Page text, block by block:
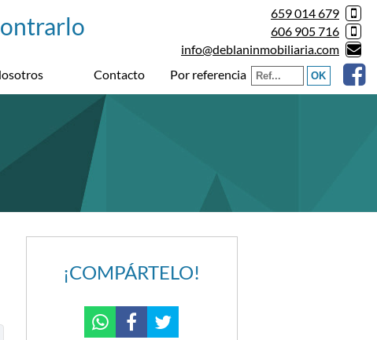
Por referencia
659 014 679
606 905 716
info@deblaninmobiliaria.com
Contacto
¡COMPÁRTELO!